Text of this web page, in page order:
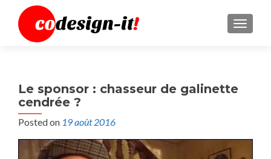
MENU
Le sponsor : chasseur de galinette
cendrée ?
Posted on 19 août 2016